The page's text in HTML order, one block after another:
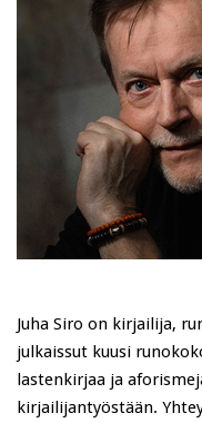
Juha Siro on kirjailija,
julkaissut kuusi
lastenkirjaa ja
kirjailijantyöstään.